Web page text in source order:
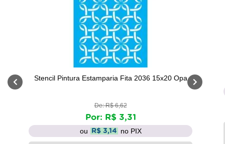
Stencil Pintura Estamparia Fita 2036 15x20 Opa
De: R$ 6,62
Por: R$ 3,31
ou R$ 3,14 no PIX